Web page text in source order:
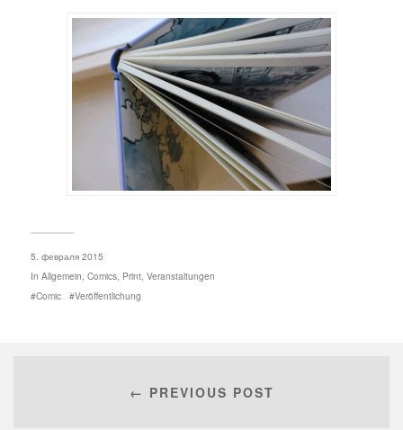
5. февраля 2015
In Allgemein, Comics, Print, Veranstaltungen
Comic
Veröffentlichung
← PREVIOUS POST